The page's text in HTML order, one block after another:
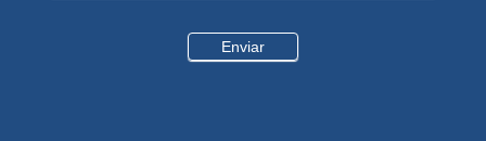
Enviar